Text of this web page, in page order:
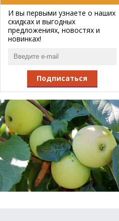
И вы первыми узнаете о наших
скидках и выгодных
предложениях, новостях и
новинках!
Подписаться